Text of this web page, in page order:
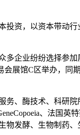
资，以资本带动
企业纷纷选择参
展馆C区举办，
、酶技术、科研
、法国英
发酵、生物制药